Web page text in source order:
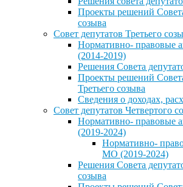
Проекты решений
созыва
Совет депутатов Третьего
Нормативно- правовые
(2014-2019)
Решения Совета
Проекты решений
Третьего созыва
Сведения о доходах,
Совет депутатов Четвертого
Нормативно- правовые
(2019-2024)
Нормативно-
МО (2019-2024)
Решения Совета
созыва